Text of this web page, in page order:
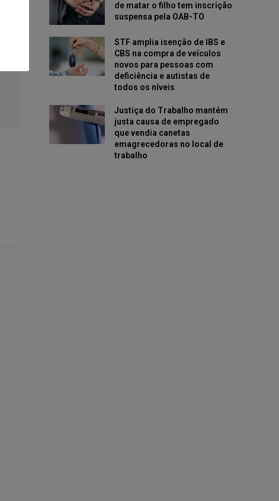
de matar o filho tem inscrição
suspensa pela OAB-TO
STF amplia isenção de IBS e
CBS na compra de veículos
novos para pessoas com
deficiência e autistas de
todos os níveis
Justiça do Trabalho mantém
justa causa de empregado
que vendia canetas
emagrecedoras no local de
trabalho